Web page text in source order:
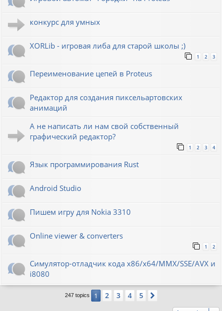
конкурс для умных
XORLib - игровая либа для старой школы ;)
1 2 3
Переименование цепей в Proteus
Редактор для создания пиксельартовских
анимаций
А не написать ли нам свой собственный
графический редактор?
1 2 3 4
Язык программирования Rust
Android Studio
Пишем игру для Nokia 3310
Online viewer & converters
1 2
Симулятор-отладчик кода x86/x64/MMX/SSE/AVX и
i8080
247 topics 1 2 3 4 5